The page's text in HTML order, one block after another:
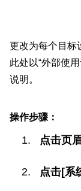
更改为每个目标
此处以“外部使
说明。
操作步骤：
点击页
点击[系